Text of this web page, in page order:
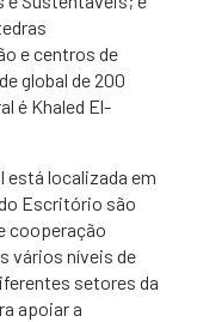
e centros de
global de 200
é Khaled El-
está localizada em
Escritório são
cooperação
vários níveis de
setores da
apoiar a